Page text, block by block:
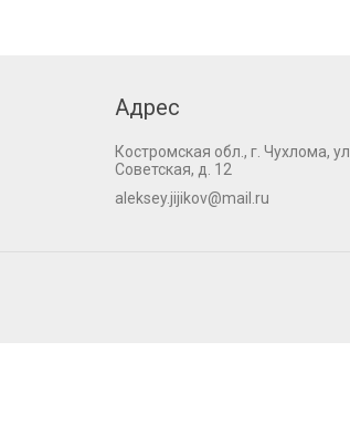
Адрес
Костромская обл., г. Чухлома, ул.
Советская, д. 12
aleksey.jijikov@mail.ru